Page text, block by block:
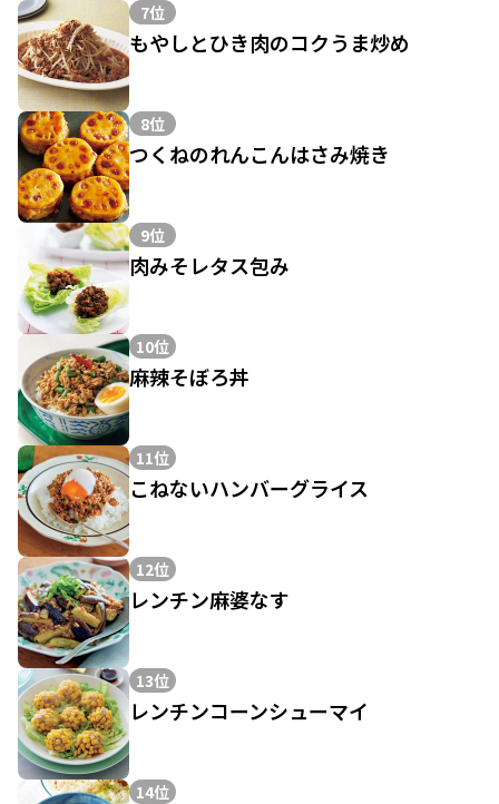
7位
もやしとひき肉のコクうま炒め
8位
つくねのれんこんはさみ焼き
9位
肉みそレタス包み
10位
麻辣そぼろ丼
11位
こねないハンバーグライス
12位
レンチン麻婆なす
13位
レンチンコーンシューマイ
14位